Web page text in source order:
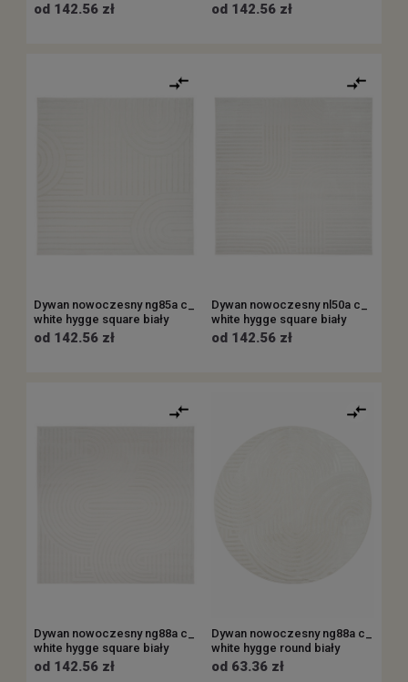
od 142.56 zł od 142.56 zł
Dywan nowoczesny ng85a c_
white hygge square biały
od 142.56 zł
Dywan nowoczesny nl50a c_
white hygge square biały
od 142.56 zł
Dywan nowoczesny ng88a c_
white hygge square biały
od 142.56 zł
Dywan nowoczesny ng88a c_
white hygge round biały
od 63.36 zł